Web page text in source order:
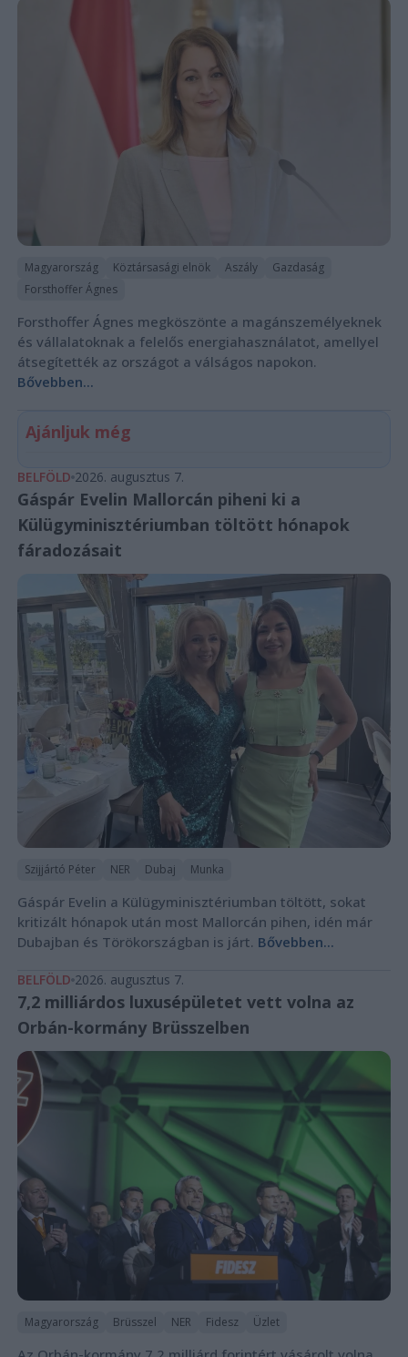
Magyarország Köztársasági elnök Aszály
Gazdaság
Forsthoffer Ágnes
Forsthoffer Ágnes megköszönte a magánszemélyeknek
és vállalatoknak a felelős energiahasználatot, amellyel
átsegítették az országot a válságos napokon.
Bővebben...
Ajánljuk még
BELFÖLD 2026. augusztus 7.
Gáspár Evelin Mallorcán piheni ki a
Külügyminisztériumban töltött hónapok
fáradozásait
Szijjártó Péter NER Dubaj Munka
Gáspár Evelin a Külügyminisztériumban töltött, sokat
kritizált hónapok után most Mallorcán pihen, idén már
Dubajban és Törökországban is járt. Bővebben...
BELFÖLD 2026. augusztus 7.
7,2 milliárdos luxusépületet vett volna az
Orbán-kormány Brüsszelben
Magyarország Brüsszel NER Fidesz Üzlet